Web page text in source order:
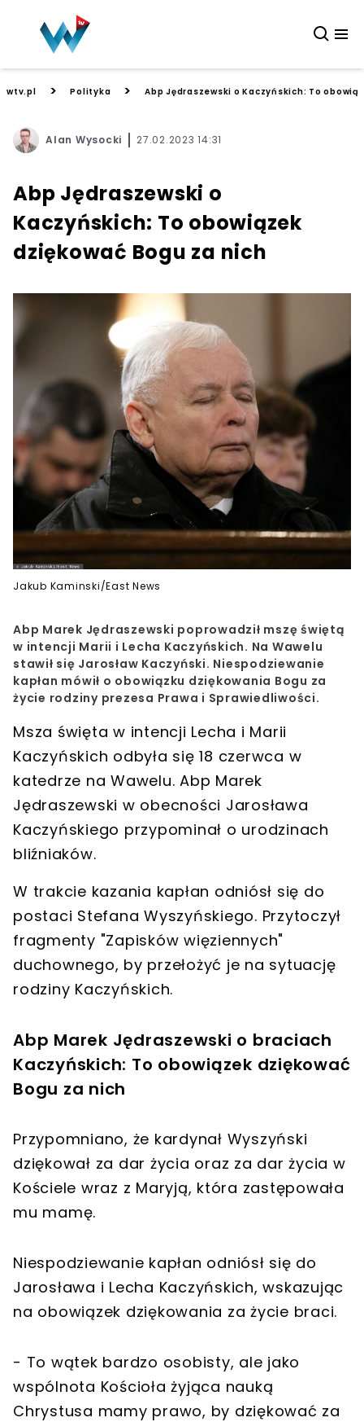
wtv.pl > Polityka > Abp Jędraszewski o Kaczyńskich: To
Alan Wysocki 27.02.2023 14:31
Abp Jędraszewski o
Kaczyńskich: To obowiązek
dziękować Bogu za nich
Jakub Kaminski/East News
Abp Marek Jędraszewski poprowadził mszę świętą
w intencji Marii i Lecha Kaczyńskich. Na Wawelu
stawił się Jarosław Kaczyński. Niespodziewanie
kapłan mówił o obowiązku dziękowania Bogu za
życie rodziny prezesa Prawa i Sprawiedliwości.
Msza święta w intencji Lecha i Marii
Kaczyńskich odbyła się 18 czerwca w
katedrze na Wawelu. Abp Marek
Jędraszewski w obecności Jarosława
Kaczyńskiego przypominał o urodzinach
bliźniaków.
W trakcie kazania kapłan odniósł się do
postaci Stefana Wyszyńskiego. Przytoczył
fragmenty "Zapisków więziennych"
duchownego, by przełożyć je na sytuację
rodziny Kaczyńskich.
Abp Marek Jędraszewski o braciach
Kaczyńskich: To obowiązek dziękować
Bogu za nich
Przypomniano, że kardynał Wyszyński
dziękował za dar życia oraz za dar życia w
Kościele wraz z Maryją, która zastępowała
mu mamę.
Niespodziewanie kapłan odniósł się do
Jarosława i Lecha Kaczyńskich, wskazując
na obowiązek dziękowania za życie braci.
- To wątek bardzo osobisty, ale jako
wspólnota Kościoła żyjąca nauką
Chrystusa mamy prawo, by dziękować za